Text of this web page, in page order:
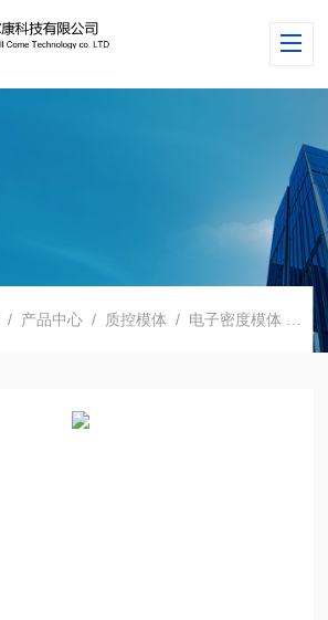
/ 产品中心 / 质控模体 / 电子密度模体